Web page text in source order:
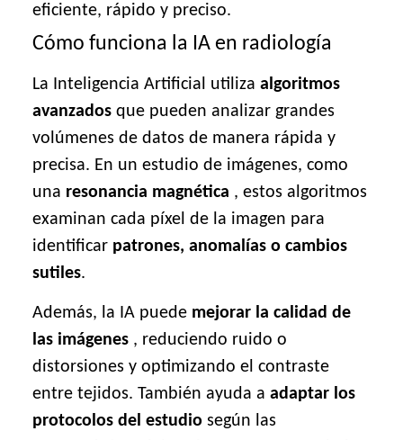
eficiente, rápido y preciso.
Cómo funciona la IA en radiología
La Inteligencia Artificial utiliza algoritmos
avanzadosque pueden analizar grandes
volúmenes de datos de manera rápida y
precisa. En un estudio de imágenes, como
una resonancia magnética , estos algoritmos
examinan cada píxel de la imagen para
identificar patrones, anomalías o cambios
sutiles.
Además, la IA puede mejorar la calidad de
las imágenes, reduciendo ruido o
distorsiones y optimizando el contraste
entre tejidos. También ayuda a adaptar los
protocolos del estudiosegún las